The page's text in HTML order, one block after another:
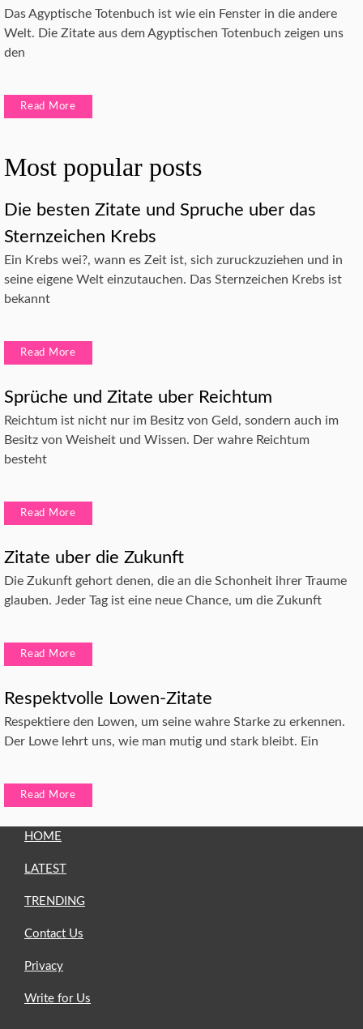
Das Agyptische Totenbuch ist wie ein Fenster in die andere
Welt. Die Zitate aus dem Agyptischen Totenbuch zeigen uns
den
Read More
Most popular posts
Die besten Zitate und Spruche uber das
Sternzeichen Krebs
Ein Krebs wei?, wann es Zeit ist, sich zuruckzuziehen und in
seine eigene Welt einzutauchen. Das Sternzeichen Krebs ist
bekannt
Read More
Sprüche und Zitate uber Reichtum
Reichtum ist nicht nur im Besitz von Geld, sondern auch im
Besitz von Weisheit und Wissen. Der wahre Reichtum
besteht
Read More
Zitate uber die Zukunft
Die Zukunft gehort denen, die an die Schonheit ihrer Traume
glauben. Jeder Tag ist eine neue Chance, um die Zukunft
Read More
Respektvolle Lowen-Zitate
Respektiere den Lowen, um seine wahre Starke zu erkennen.
Der Lowe lehrt uns, wie man mutig und stark bleibt. Ein
Read More
HOME
LATEST
TRENDING
Contact Us
Privacy
Write for Us